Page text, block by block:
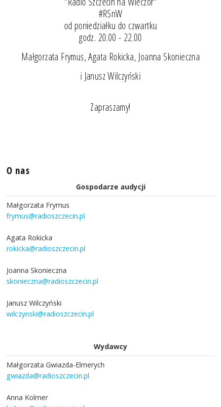
#RSnW
od poniedziałku do czwartku
godz. 20.00 - 22.00
Małgorzata Frymus, Agata Rokicka, Joanna Skonieczna
i Janusz Wilczyński
Zapraszamy!
O nas
Gospodarze audycji
Małgorzata Frymus
frymus@radioszczecin.pl
Agata Rokicka
rokicka@radioszczecin.pl
Joanna Skonieczna
skonieczna@radioszczecin.pl
Janusz Wilczyński
wilczynski@radioszczecin.pl
Wydawcy
Małgorzata Gwiazda-Elmerych
gwiazda@radioszczecin.pl
Anna Kolmer